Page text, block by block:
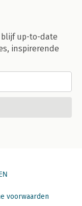
blijf up-to-date
inspirerende
voorwaarden